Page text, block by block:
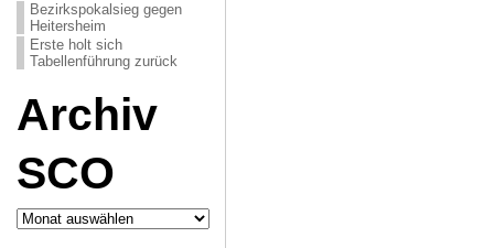
Bezirkspokalsieg gegen
Heitersheim
Erste holt sich
Tabellenführung zurück
Archiv
SCO
Archiv
SCO